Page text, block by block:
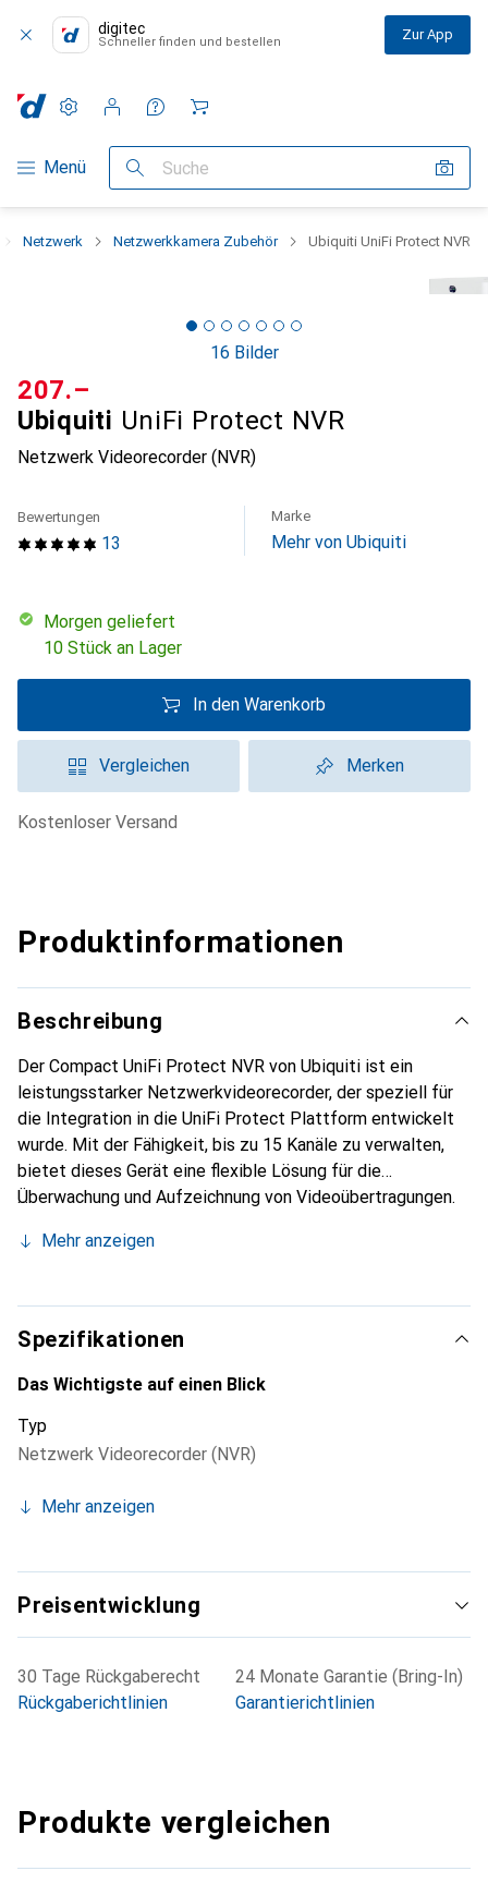
digitec
Schneller finden und bestellen Zur App
Navigation nach Kategorien
Menü Suche
Einstellungen
Kundenkonto
Vergleichslisten
Merklisten
Warenkorb
Netzwerk Netzwerkkamera Zubehör Ubiquiti UniFi Protect NVR
16 Bilder
Ubiquiti UniFi Protect NVR
Netzwerk Videorecorder (NVR)
CHF
207.–
13
Bewertungen Marke
Mehr von Ubiquiti
morgen geliefert
10 Stück an Lager
In den Warenkorb
Vergleichen Merken
kostenloser Versand
Produktinformationen
Beschreibung
Der Compact UniFi Protect NVR von Ubiquiti ist ein
leistungsstarker Netzwerkvideorecorder, der speziell für
die Integration in die UniFi Protect Plattform entwickelt
wurde. Mit der Fähigkeit, bis zu 15 Kanäle zu verwalten,
bietet dieses Gerät eine flexible Lösung für die
Überwachung und Aufzeichnung von Videoübertragungen.
untergebracht und verfügt über einen Laufwerksschacht
Erweiterung des Speicherplatzes ermöglicht. Die
Benutzerfreundlichkeit und die nahtlose Integration in
bestehende Ubiquiti-Systeme machen ihn zu einer idealen
Wahl für sowohl private als auch geschäftliche
Vietnam hergestellt und bietet eine zuverlässige Leistung
für alle Ihre Überwachungsbedürfnisse.
Mehr anzeigen
Spezifikationen
Das Wichtigste auf einen Blick
Typ
Netzwerk Videorecorder (NVR)
Mehr anzeigen
Preisentwicklung
30 Tage Rückgaberecht
Rückgaberichtlinien
24 Monate Garantie (Bring-In)
Garantierichtlinien
Produkte vergleichen